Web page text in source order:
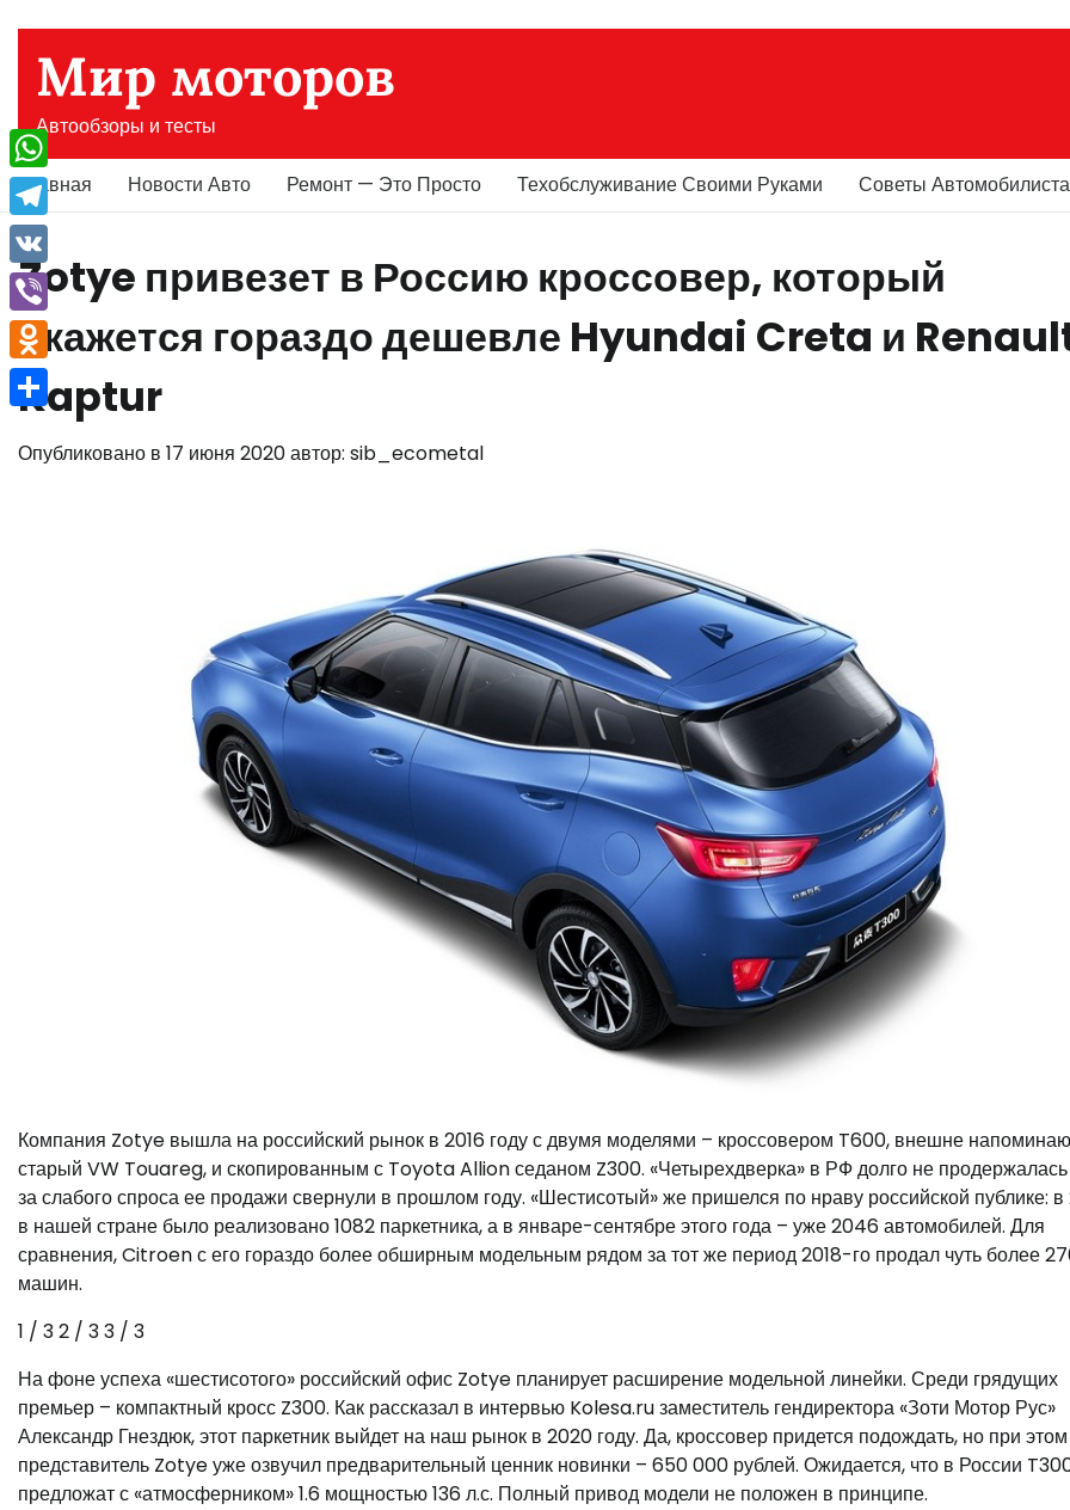
содержимому
Мир моторов
Автообзоры и тесты
Главная Новости Авто Ремонт — Это Просто Техобслуживание Своими Руками Советы
Zotye привезет в Россию кроссовер, который
окажется гораздо дешевле Hyundai Creta и
Kaptur
Опубликовано в 17 июня 2020автор: sib_ecometal
Компания Zotye вышла на российский рынок в 2016 году с двумя моделями – кроссовером T600, внешне
старый VW Touareg, и скопированным с Toyota Allion седаном Z300. «Четырехдверка» в РФ долго не
за слабого спроса ее продажи свернули в прошлом году. «Шестисотый» же пришелся по нраву российской публике:
в нашей стране было реализовано 1082 паркетника, а в январе-сентябре этого года – уже 2046 автомобилей. Для
сравнения, Citroen с его гораздо более обширным модельным рядом за тот же период 2018-го продал чуть более
машин.
1 / 32 / 33 / 3
На фоне успеха «шестисотого» российский офис Zotye планирует расширение модельной линейки. Среди грядущих
премьер – компактный кросс Z300. Как рассказал в интервью Kolesa.ru заместитель гендиректора «Зоти Мотор Рус»
Александр Гнездюк, этот паркетник выйдет на наш рынок в 2020 году. Да, кроссовер придется подождать, но при этом
представитель Zotye уже озвучил предварительный ценник новинки – 650 000 рублей. Ожидается, что в России
предложат с «атмосферником» 1.6 мощностью 136 л.с. Полный привод модели не положен в принципе.
WhatsApp
Telegram
VK
Viber
Odnoklassniki
Отправить